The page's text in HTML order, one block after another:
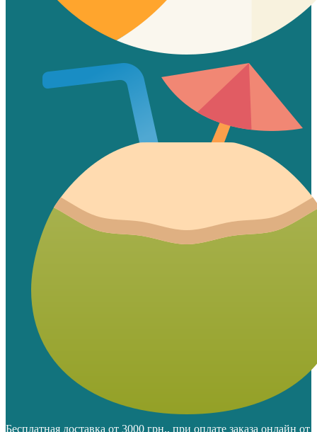
Бесплатная доставка от 3000 грн., при оплате заказа онлайн от